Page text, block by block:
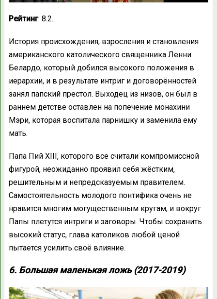
Рейтинг: 8.2.
История происхождения, взросления и становления
американского католического священника Ленни
Белардо, который добился высокого положения в
иерархии, и в результате интриг и договорённостей
занял папский престол. Выходец из низов, он был в
раннем детстве оставлен на попечение монахини
Мэри, которая воспитала парнишку и заменила ему
мать.
Папа Пий XIII, которого все считали компромиссной
фигурой, неожиданно проявил себя жёстким,
решительным и непредсказуемым правителем.
Самостоятельность молодого понтифика очень не
нравится многим могущественным кругам, и вокруг
Папы плетутся интриги и заговоры. Чтобы сохранить
высокий статус, глава католиков любой ценой
пытается усилить своё влияние.
6. Большая маленькая ложь (2017-2019)